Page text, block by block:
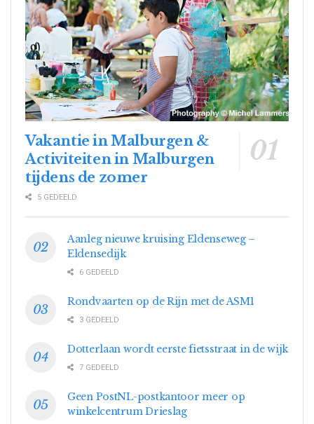
Vakantie in Malburgen &
Activiteiten in Malburgen
tijdens de zomer
5 GEDEELD
Aanleg nieuwe kruising Eldenseweg –
Eldensedijk
6 GEDEELD
Rondvaarten op de Rijn met de ASM1
3 GEDEELD
Dotterlaan wordt eerste fietsstraat in de wijk
7 GEDEELD
Geen PostNL-postkantoor meer op
winkelcentrum Drieslag